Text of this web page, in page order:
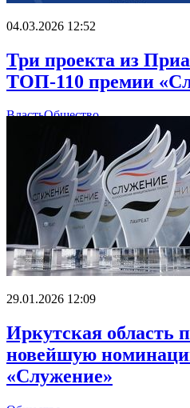
04.03.2026 12:52
Три проекта из
ТОП-110 премии
ВластьОбщество
29.01.2026 12:09
Иркутская область
новейшую
«Служение»